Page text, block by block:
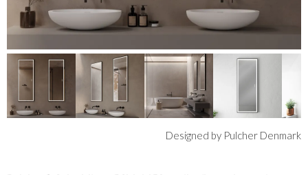
Designed by Pulcher Denmark